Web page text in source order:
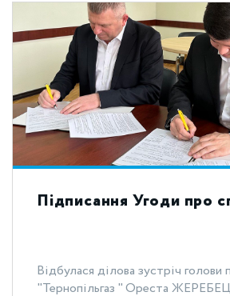
Підписання Угоди про
Відбулася ділова зустріч голови
"Тернопільгаз " Ореста